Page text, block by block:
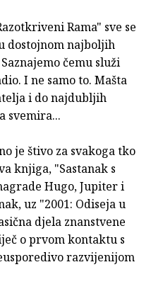
Rama" sve se
dostojnom najboljih
čemu služi
I ne samo to. Mašta
i do najdubljih
svemira...
je štivo za svakoga tko
knjiga, "Sastanak s
Hugo, Jupiter i
uz "2001: Odiseja u
djela znanstvene
o prvom kontaktu s
razvijenijom